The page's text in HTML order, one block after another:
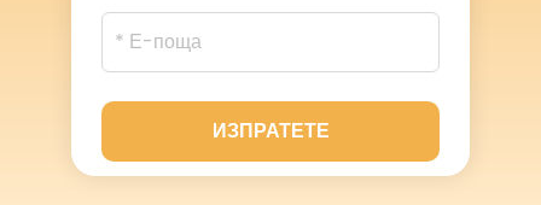
ИЗПРАТЕТЕ